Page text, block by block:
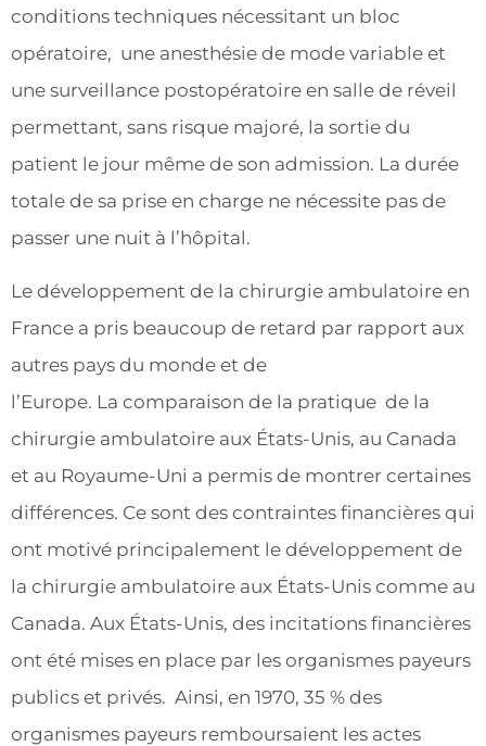
conditions techniques nécessitant un bloc
opératoire, une anesthésie de mode variable et
une surveillance postopératoire en salle de réveil
permettant, sans risque majoré, la sortie du
patient le jour même de son admission. La durée
totale de sa prise en charge ne nécessite pas de
passer une nuit à l’hôpital.
Le développement de la chirurgie ambulatoire en
France a pris beaucoup de retard par rapport aux
autres pays du monde et de
l’Europe. La comparaison de la pratique de la
chirurgie ambulatoire aux États-Unis, au Canada
et au Royaume-Uni a permis de montrer certaines
différences. Ce sont des contraintes financières qui
ont motivé principalement le développement de
la chirurgie ambulatoire aux États-Unis comme au
Canada. Aux États-Unis, des incitations financières
ont été mises en place par les organismes payeurs
publics et privés. Ainsi, en 1970, 35 % des
organismes payeurs remboursaient les actes